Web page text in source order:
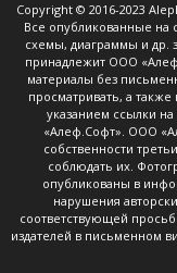
Copyright © 2016-2023
Все опубликованные на
схемы, диаграммы и др.
принадлежит ООО
материалы без
просматривать, а
указанием ссылки
«Алеф.Софт». ООО
собственности
соблюдать их.
опубликованы в
нарушения
соответствующей
издателей в письменном